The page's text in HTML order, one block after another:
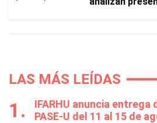
LAS MÁS LEÍDAS
IFARHU anuncia entrega
PASE-U del 11 al 15 de